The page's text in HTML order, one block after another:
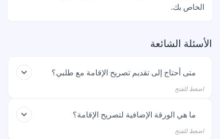
الخاص بك.
الأسئلة الشائعة
متى أحتاج إلى تقديم تصريح الإقامة مع طلبي؟
اضغط للفتح
تحتاج إلى تقديمه إذا كان لديك بالفعل تصريح إقامة لألمانيا.
هذا يعني أنك تتقدم بطلب لتمديد تصريح الإقامة الخاص بك
وأنك لا تتقدم للمرة الأولى. إذا لم يكن لديك تصريح إقامة بعد
ما هي الورقة الإضافية لتصريح الإقامة؟
اضغط للفتح